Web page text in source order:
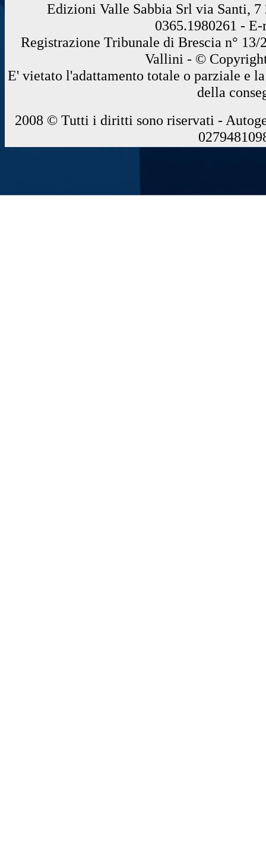
Edizioni Valle Sabbia Srl via Santi, 7
0365.1980261 -
Registrazione Tribunale di Brescia n°
Vallini - ©
E' vietato l'adattamento totale o parziale e
della
2008 © Tutti i diritti sono riservati -